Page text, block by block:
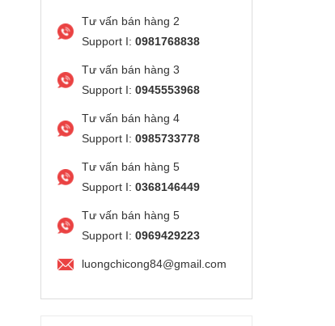
Tư vấn bán hàng 2
Support I: 0981768838
Tư vấn bán hàng 3
Support I: 0945553968
Tư vấn bán hàng 4
Support I: 0985733778
Tư vấn bán hàng 5
Support I: 0368146449
Tư vấn bán hàng 5
Support I: 0969429223
luongchicong84@gmail.com